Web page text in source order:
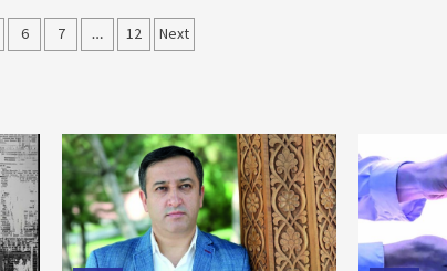
6 7 … 12 Next